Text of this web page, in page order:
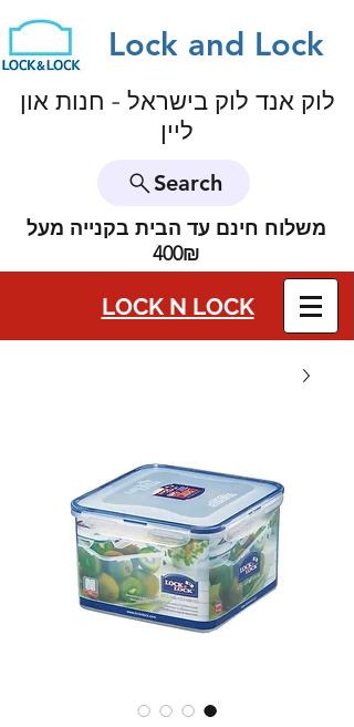
Lock and Lock
לוק אנד לוק בישראל - חנות און
ליין
Search
משלוח חינם עד הבית בקנייה מעל
400₪
LOCK N LOCK